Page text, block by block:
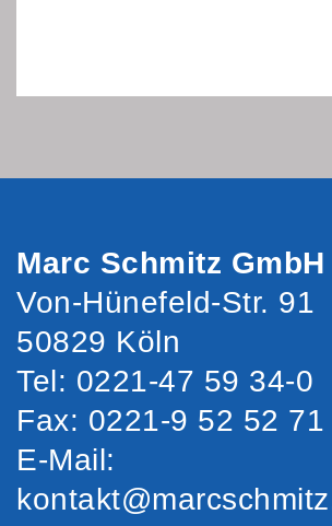
Marc Schmitz GmbH
Von-Hünefeld-Str. 91
50829 Köln
Tel: 0221-47 59 34-0
Fax: 0221-9 52 52 71
E-Mail: